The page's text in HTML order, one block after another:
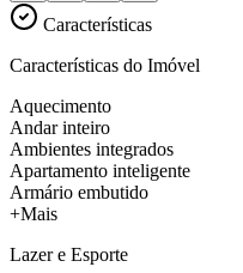
Características
Características do Imóvel
Aquecimento
Andar inteiro
Ambientes integrados
Apartamento inteligente
Armário embutido
+Mais
Lazer e Esporte